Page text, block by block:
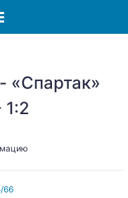
«Спартак»
1:2
66